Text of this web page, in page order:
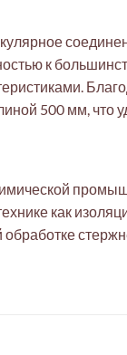
к
500 мм, что
как